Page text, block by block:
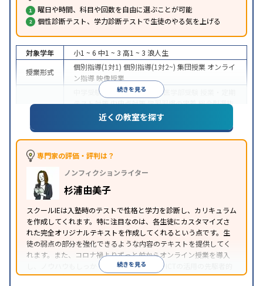
曜日や時間、科目や回数を自由に選ぶことが可能
個性診断テスト、学力診断テストで生徒のやる気を上げる
続きを見る
対象学年 小1 ~ 6 中1 ~ 3 高1 ~ 3 浪人生
授業形式
個別指導(1対1) 個別指導(1対2~) 集団授業 オンライ
ン指導 映像授業
中学受験 高校受験大学受験 医学部受験
テスト対策内申点対策学習習慣の定着総合型選抜
(旧AO)対策 推薦入試対策学校別特化対策
中高一貫校生に対応
可能季節講習のみの受講可
※2023年3月調査。小学校高学年の個別指導塾アンケート調査方法
近くの教室を探す
専門家の評価・評判は？
ノンフィクションライター
杉浦由美子
スクールIEは入塾時のテストで性格と学力を診断し、カリキュラム
を作成してくれます。特に注目なのは、各生徒にカスタマイズさ
れた完全オリジナルテキストを作成してくれるという点です。生
徒の弱点の部分を強化できるような内容のテキストを提供してく
れます。また、コロナ禍よりずっと前からオンライン授業を導入
し、ノウハウもしっかりとしています。AIやICTの活用の先駆者的
な個別指導塾です。
続きを見る